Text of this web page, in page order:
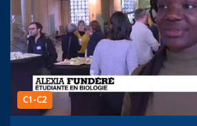
C1-C2